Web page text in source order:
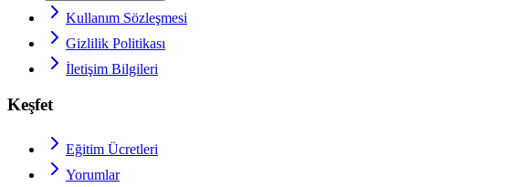
Kullanım Sözleşmesi
Gizlilik Politikası
İletişim Bilgileri
Keşfet
Eğitim Ücretleri
Yorumlar